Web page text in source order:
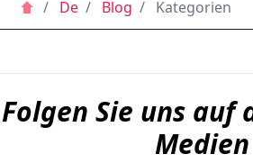
/ De / Blog / Kategorien
Folgen Sie uns auf
Medien